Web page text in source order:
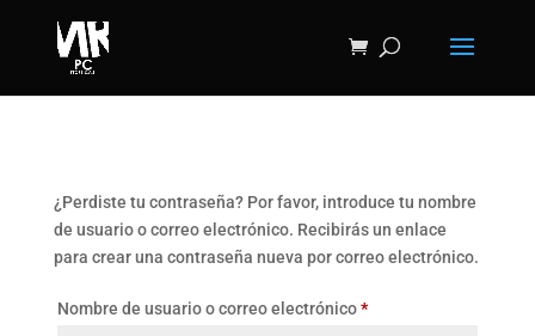
¿Perdiste tu contraseña? Por favor, introduce tu nombre
de usuario o correo electrónico. Recibirás un enlace
para crear una contraseña nueva por correo electrónico.
Nombre de usuario o correo electrónico*Obligatorio